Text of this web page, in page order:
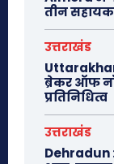
तीन
उत्तराखंड
ब्रेकर ऑफ
प्रतिनिधित्व
उत्तराखंड
Dehradun :